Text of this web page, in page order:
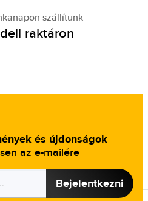
szállítunk
raktáron
és újdonságok
az e-mailére
Bejelentkezni